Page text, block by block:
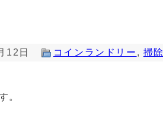
12日 コインランドリー , 掃除
。